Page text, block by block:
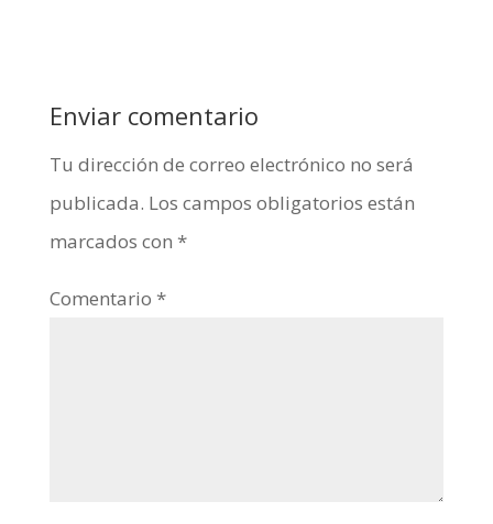
Enviar comentario
Tu dirección de correo electrónico no será
publicada. Los campos obligatorios están
marcados con *
Comentario *